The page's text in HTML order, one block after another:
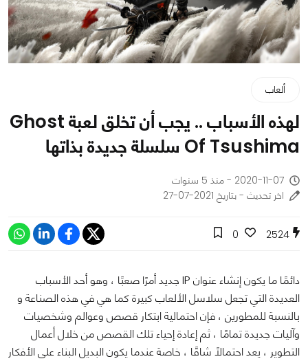
ألعاب
لهذه الأسباب .. يجب أن تخلق لعبة Ghost
Of Tsushima سلسلة جديدة بذاتها
2020-11-07 - منذ 5 سنوات
اخر تحديث - بتاريخ 2021-07-27
2524
0
دائمًا ما يكون إنشاء عنوان IP جديد أمرًا صعبًا ، وهو أحد الأسباب
العديدة التي تجعل سلاسل الألعاب كبيرة كما هي في هذه الصناعة و
بالنسبة للمطورين ، فإن احتمالية ابتكار قصص وعوالم وشخصيات
وآليات جديدة تمامًا ، ثم إعادة إحياء تلك القصص من خلال أعمال
التطوير ، يعد احتمالًا شاقًا ، خاصة عندما يكون البديل البناء على الأفكار